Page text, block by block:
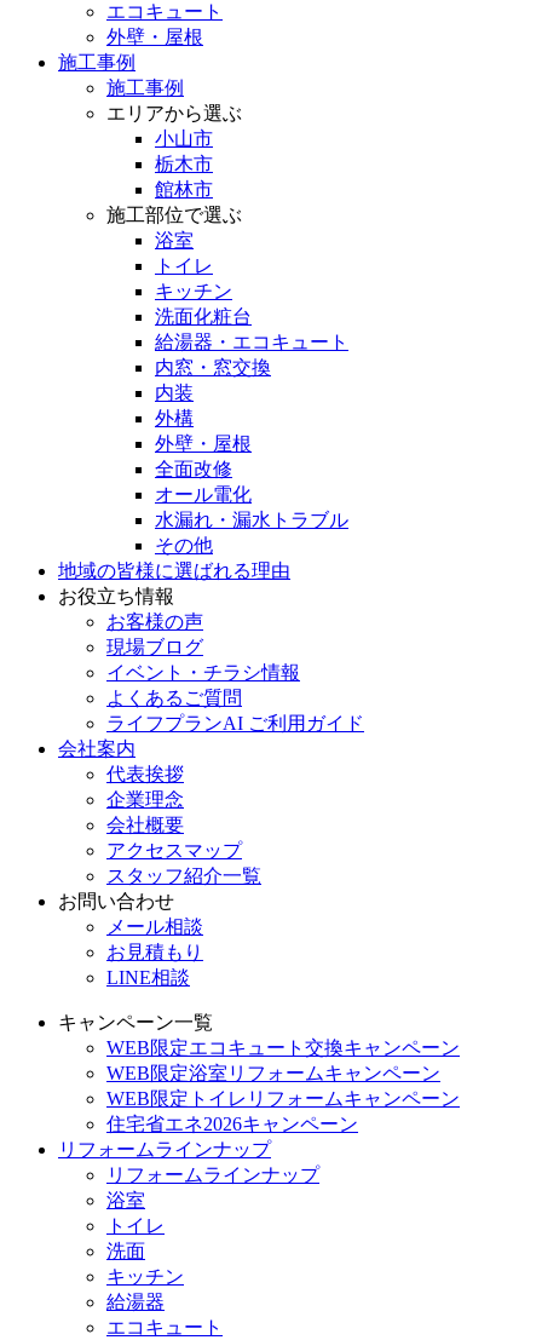
エコキュート
外壁・屋根
施工事例
施工事例
エリアから選ぶ
小山市
栃木市
館林市
施工部位で選ぶ
浴室
トイレ
キッチン
洗面化粧台
給湯器・エコキュート
内窓・窓交換
内装
外構
外壁・屋根
全面改修
オール電化
水漏れ・漏水トラブル
その他
地域の皆様に選ばれる理由
お役立ち情報
お客様の声
現場ブログ
イベント・チラシ情報
よくあるご質問
ライフプランAI ご利用ガイド
会社案内
代表挨拶
企業理念
会社概要
アクセスマップ
スタッフ紹介一覧
お問い合わせ
メール相談
お見積もり
LINE相談
キャンペーン一覧
WEB限定エコキュート交換キャンペーン
WEB限定浴室リフォームキャンペーン
WEB限定トイレリフォームキャンペーン
住宅省エネ2026キャンペーン
リフォームラインナップ
リフォームラインナップ
浴室
トイレ
洗面
キッチン
給湯器
エコキュート